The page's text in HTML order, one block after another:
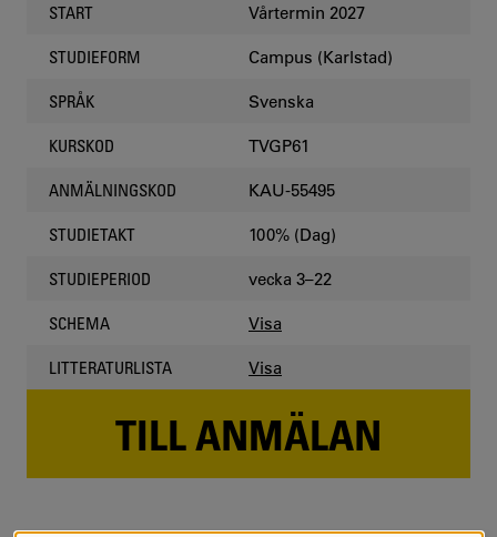
START Vårtermin 2027
STUDIEFORM Campus (Karlstad)
SPRÅK Svenska
KURSKOD TVGP61
ANMÄLNINGSKOD KAU-55495
STUDIETAKT 100% (Dag)
STUDIEPERIOD vecka 3–22
SCHEMA Visa
LITTERATURLISTA Visa
TILL ANMÄLAN